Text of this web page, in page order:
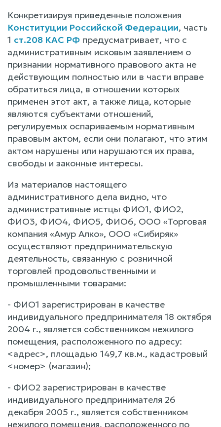
Конкретизируя приведенные положения
Конституции Российской Федерации, часть
1 ст.208 КАС РФ предусматривает, что с
административным исковым заявлением о
признании нормативного правового акта не
действующим полностью или в части вправе
обратиться лица, в отношении которых
применен этот акт, а также лица, которые
являются субъектами отношений,
регулируемых оспариваемым нормативным
правовым актом, если они полагают, что этим
актом нарушены или нарушаются их права,
свободы и законные интересы.
Из материалов настоящего
административного дела видно, что
административные истцы ФИО1, ФИО2,
ФИО3, ФИО4, ФИО5, ФИО6, ООО «Торговая
компания «Амур Алко», ООО «Сибиряк»
осуществляют предпринимательскую
деятельность, связанную с розничной
торговлей продовольственными и
промышленными товарами:
- ФИО1 зарегистрирован в качестве
индивидуального предпринимателя 18 октября
2004 г., является собственником нежилого
помещения, расположенного по адресу:
<адрес>, площадью 149,7 кв.м., кадастровый
<номер> (магазин);
- ФИО2 зарегистрирован в качестве
индивидуального предпринимателя 26
декабря 2005 г., является собственником
нежилого помещения, расположенного по